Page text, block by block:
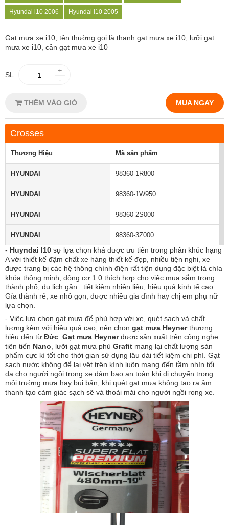
Hyundai i10 2006 Hyundai i10 2005
Gạt mưa xe i10, tên thường gọi là thanh gạt mưa xe i10, lưỡi gạt
mưa xe i10, cần gạt mưa xe i10
SL:
+
-
THÊM VÀO GIỎ MUA NGAY
Crosses
Thương Hiệu Mã sản phẩm
HYUNDAI 98360-1R800
HYUNDAI 98360-1W950
HYUNDAI 98360-2S000
HYUNDAI 98360-3Z000
- Huyndai I10 sự lựa chọn khá được ưu tiên trong phân khúc hạng
A với thiết kế đậm chất xe hàng thiết kế đẹp, nhiều tiện nghi, xe
được trang bị các hệ thông chính điện rất tiện dụng đặc biệt là chìa
khóa thông minh, động cơ 1.0 thích hợp cho việc mua sắm trong
thành phố, du lịch gần.. tiết kiệm nhiên liệu, hiệu quả kinh tế cao.
Gía thành rẻ, xe nhỏ gọn, được nhiều gia đình hay chị em phụ nữ
lựa chọn.
- Việc lựa chọn gạt mưa để phù hợp với xe, quét sạch và chất
lượng kèm với hiệu quả cao, nên chọn gạt mưa Heynerthương
hiệu đến từ Đức Gạt mưa Heynerđược sản xuất trên công nghẹ
tiên tiến Nano , lưỡi gạt mưa phủ Grafit mang lại chất lượng sản
phẩm cực kì tốt cho thời gian sử dụng lâu dài tiết kiệm chi phí. Gạt
sạch nước không để lại vệt trên kính luôn mang đến tầm nhìn tối
đa cho người ngồi trong xe đảm bao an toàn khi di chuyển trong
môi trường mưa hay bụi bẩn, khi quét gạt mưa không tạo ra âm
thanh tạo cảm giác sạch sẽ và thoải mái cho người ngồi rong xe.